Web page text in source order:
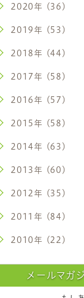
2020年 (36)
2019年 (53)
2018年 (44)
2017年 (58)
2016年 (57)
2015年 (58)
2014年 (63)
2013年 (60)
2012年 (35)
2011年 (84)
2010年 (22)
メールマガ